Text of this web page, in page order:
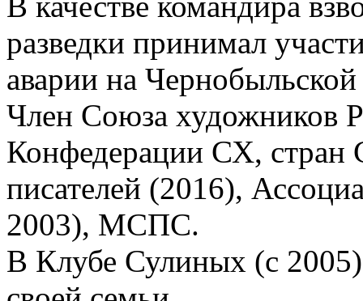
разведки принимал
аварии на
Член Союза художников
Конфедерации СХ, стран
писателей (2016),
2003), МСПС.
В Клубе Сулиных (с